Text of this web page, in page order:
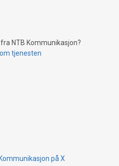
NTB Kommunikasjon?
tjenesten
på X